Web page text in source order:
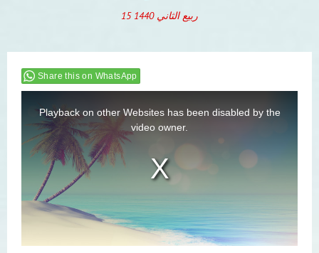
15 ربيع الثاني 1440
Share this on WhatsApp